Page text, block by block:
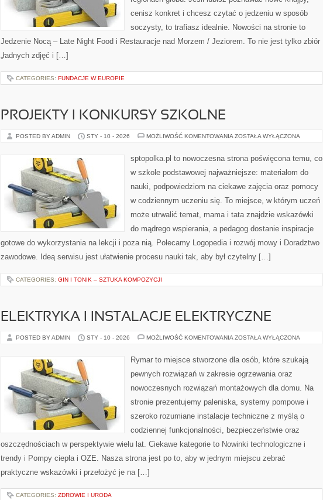
cenisz konkret i chcesz czytać o jedzeniu w sposób
soczysty, to trafiasz idealnie. Nowości na stronie to
Jedzenie Nocą – Late Night Food i Restauracje nad Morzem / Jeziorem. To nie jest tylko zbiór
„ładnych zdjęć i […]
CATEGORIES: FUNDACJE W EUROPIE
PROJEKTY I KONKURSY SZKOLNE
POSTED BY ADMIN STY - 10 - 2026 MOŻLIWOŚĆ KOMENTOWANIA PROJEKTY
SZKOLNE
ZOSTAŁA WYŁĄCZONA
sptopolka.pl to nowoczesna strona poświęcona temu, co
w szkole podstawowej najważniejsze: materiałom do
nauki, podpowiedziom na ciekawe zajęcia oraz pomocy
w codziennym uczeniu się. To miejsce, w którym uczeń
może utrwalić temat, mama i tata znajdzie wskazówki
do mądrego wspierania, a pedagog dostanie inspiracje
gotowe do wykorzystania na lekcji i poza nią. Polecamy Logopedia i rozwój mowy i Doradztwo
zawodowe. Ideą serwisu jest ułatwienie procesu nauki tak, aby był czytelny […]
CATEGORIES: GIN I TONIK – SZTUKA KOMPOZYCJI
ELEKTRYKA I INSTALACJE ELEKTRYCZNE
POSTED BY ADMIN STY - 10 - 2026 MOŻLIWOŚĆ KOMENTOWANIA ELEKTRYKA
ELEKTRYCZNE
ZOSTAŁA WYŁĄCZONA
Rymar to miejsce stworzone dla osób, które szukają
pewnych rozwiązań w zakresie ogrzewania oraz
nowoczesnych rozwiązań montażowych dla domu. Na
stronie prezentujemy paleniska, systemy pompowe i
szeroko rozumiane instalacje techniczne z myślą o
codziennej funkcjonalności, bezpieczeństwie oraz
oszczędnościach w perspektywie wielu lat. Ciekawe kategorie to Nowinki technologiczne i
trendy i Pompy ciepła i OZE. Nasza strona jest po to, aby w jednym miejscu zebrać
praktyczne wskazówki i przełożyć je na […]
CATEGORIES: ZDROWIE I URODA